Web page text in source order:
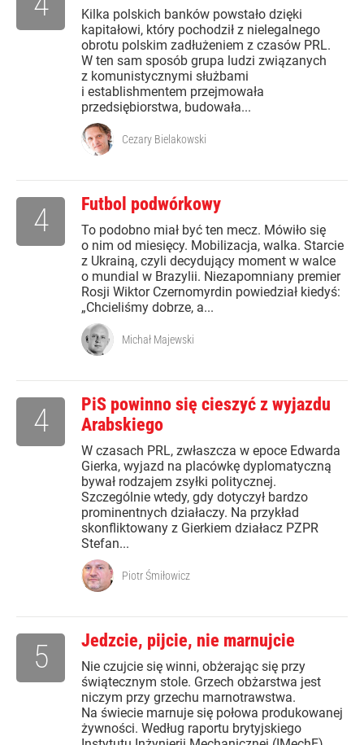
Kilka polskich banków powstało dzięki
kapitałowi, który pochodził z nielegalnego
obrotu polskim zadłużeniem z czasów PRL.
W ten sam sposób grupa ludzi związanych
z komunistycznymi służbami
i establishmentem przejmowała
przedsiębiorstwa, budowała...
Cezary Bielakowski
Futbol podwórkowy
To podobno miał być ten mecz. Mówiło się
o nim od miesięcy. Mobilizacja, walka. Starcie
z Ukrainą, czyli decydujący moment w walce
o mundial w Brazylii. Niezapomniany premier
Rosji Wiktor Czernomyrdin powiedział kiedyś:
„Chcieliśmy dobrze, a...
4
Michał Majewski
PiS powinno się cieszyć z wyjazdu
Arabskiego
W czasach PRL, zwłaszcza w epoce Edwarda
Gierka, wyjazd na placówkę dyplomatyczną
bywał rodzajem zsyłki politycznej.
Szczególnie wtedy, gdy dotyczył bardzo
prominentnych działaczy. Na przykład
skonfliktowany z Gierkiem działacz PZPR
Stefan...
4
Piotr Śmiłowicz
Jedzcie, pijcie, nie marnujcie
Nie czujcie się winni, obżerając się przy
świątecznym stole. Grzech obżarstwa jest
niczym przy grzechu marnotrawstwa.
Na świecie marnuje się połowa produkowanej
żywności. Według raportu brytyjskiego
5